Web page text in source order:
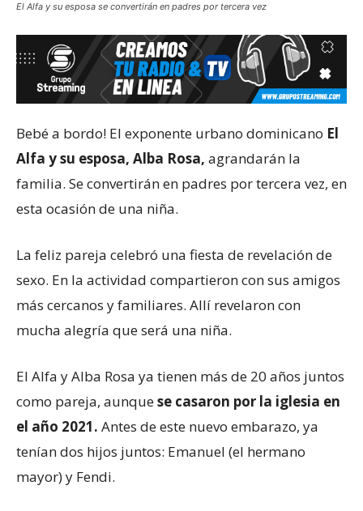
El Alfa y su esposa se convertirán en padres por tercera vez
Bebé a bordo! El exponente urbano dominicano El
Alfa y su esposa, Alba Rosa, agrandarán la
familia. Se convertirán en padres por tercera vez, en
esta ocasión de una niña.
La feliz pareja celebró una fiesta de revelación de
sexo. En la actividad compartieron con sus amigos
más cercanos y familiares. Allí revelaron con
mucha alegría que será una niña.
El Alfa y Alba Rosa ya tienen más de 20 años juntos
como pareja, aunquese casaron por la iglesia en
el año 2021. Antes de este nuevo embarazo, ya
tenían dos hijos juntos: Emanuel (el hermano
mayor) y Fendi.